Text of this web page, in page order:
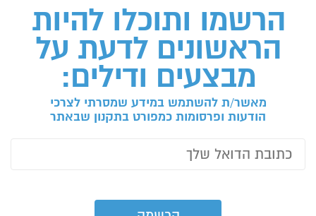
הרשמו ותוכלו להיות
הראשונים לדעת על
מבצעים ודילים:
מאשר/ת להשתמש במידע שמסרתי לצרכי
הודעות ופרסומות כמפורט בתקנון שבאתר